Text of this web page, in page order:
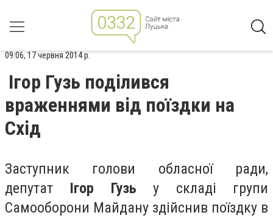
09:06, 17 червня 2014 р.
Ігор Гузь поділився
враженнями від поїздки на
Схід
Заступник голови обласної ради,
депутат Ігор Гузьу складі групи
Самооборони Майдану здійснив поїздку в